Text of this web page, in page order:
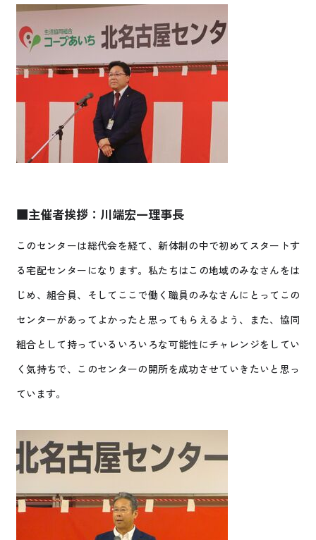
■主催者挨拶：川端宏一理事長
このセンターは総代会を経て、新体制の中で初めてスタートす
る宅配センターになります。私たちはこの地域のみなさんをは
じめ、組合員、そしてここで働く職員のみなさんにとってこの
センターがあってよかったと思ってもらえるよう、また、協同
組合として持っているいろいろな可能性にチャレンジをしてい
く気持ちで、このセンターの開所を成功させていきたいと思っ
ています。